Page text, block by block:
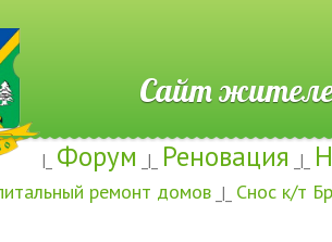
Сайт жителей
|_ Форум _|_ Реновация _|_
ремонт домов _|_ Снос к/т